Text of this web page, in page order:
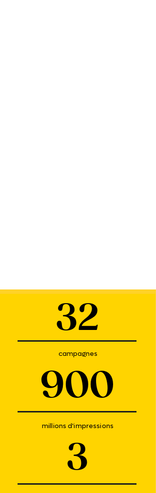
32
campagnes
900
millions d'impressions
3